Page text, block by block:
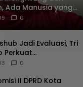
Ada Manusia yang
0
Jadi Evaluasi, Tri
Perkuat
Aparatur
0
II DPRD Kota